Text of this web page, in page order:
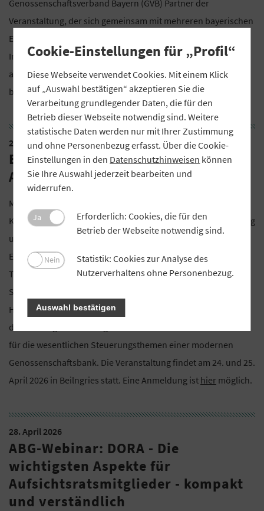
Genossenschaftsverband Bayern (GVB) Partner der
Veranstaltung, der sich gemeinsam mit mehreren bayerischen
Energiegenossenschaften vor Ort präsentierte. Weitere
Informationen zur Neuauflage 2026 werden nach und nach
auf derWebseite des Bayerischen Energieforums
bereitgestellt.
24. und 25. April 2026
Bankstrategie-Know-how für
Aufsichtsratsmitglieder
Mitglieder des Aufsichtsrats diskutieren mit erfahrenen
Kennern der Bankenlandschaft Konzepte zur Strategiefindung
und deren Umsetzungsmöglichkeiten für die langfristige
Erfolgssicherung ihres Hauses. Sie bringen sich zu aktuellen
Themen in der strategischen Entwicklung auf den neuesten
Stand und bekommen ein Gefühl für die
Handlungsmaßnahmen der Bank zur Strategiefindung und
dem Strategiecontrolling. Zudem erhöhen sie ihr Verständnis
für die wesentlichen Steuerungsthemen einer modernen
Genossenschaftsbank. Die Veranstaltung findet am 24. und 25.
April 2026 in Beilngries statt. Eine Anmeldung ist hier möglich.
28. April 2026
ABG-Webinar: DORA - Die
wichtigsten Aspekte für
Aufsichtsratsmitglieder - kompakt
und verständlich
Cookie-Einstellungen für „Profil“
Diese Webseite verwendet Cookies. Mit einem Klick
auf „Auswahl bestätigen“ akzeptieren Sie die
Verarbeitung grundlegender Daten, die für den
Betrieb dieser Webseite notwendig sind. Weitere
statistische Daten werden nur mit Ihrer Zustimmung
und ohne Personenbezug erfasst. Über die Cookie-
Einstellungen in den Datenschutzhinweisen können
Sie Ihre Auswahl jederzeit bearbeiten und
widerrufen.
Ja
Erforderlich: Cookies, die für den
Betrieb der Webseite notwendig sind.
Nein
Statistik: Cookies zur Analyse des
Nutzerverhaltens ohne Personenbezug.
Auswahl bestätigen